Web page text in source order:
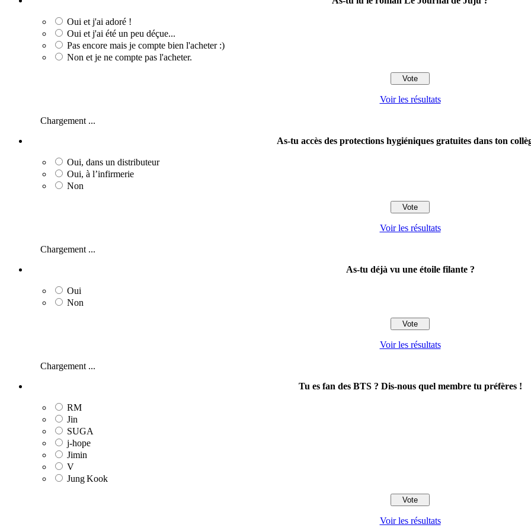
Oui et j'ai adoré !
Oui et j'ai été un peu déçue...
Pas encore mais je compte bien l'acheter :)
Non et je ne compte pas l'acheter.
Voir les résultats
Chargement ...
As-tu accès des protections hygiéniques gratuites dans ton
Oui, dans un distributeur
Oui, à l’infirmerie
Non
Voir les résultats
Chargement ...
As-tu déjà vu une étoile filante ?
Oui
Non
Voir les résultats
Chargement ...
Tu es fan des BTS ? Dis-nous quel membre tu préfères !
RM
Jin
SUGA
j‑hope
Jimin
V
Jung Kook
Voir les résultats